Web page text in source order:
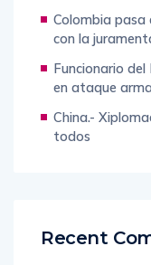
Colombia pasa
con la
Funcionario
en ataque
China.-
todos
Recent